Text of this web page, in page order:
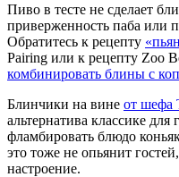
Пиво в тесте не сделает
приверженность паба или
Обратитесь к рецепту
Pairing или к рецепту Zoo
комбинировать блины с
Блинчики на вине от шефа
альтернатива классике
фламбировать блюдо
это тоже не опьянит
настроение.